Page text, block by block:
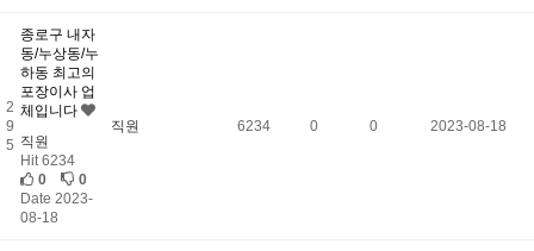
2
9
5
종로구 내자
동/누상동/누
하동 최고의
포장이사 업
체입니다
직원
Hit 6234
0
0
Date 2023-
08-18
직원 6234 0 0 2023-08-18